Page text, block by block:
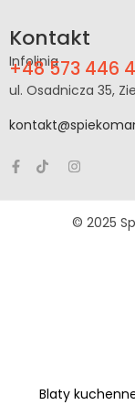
Kontakt
Infolinia
+48 573 446
ul. Osadnicza 35,
© 2025
Blaty